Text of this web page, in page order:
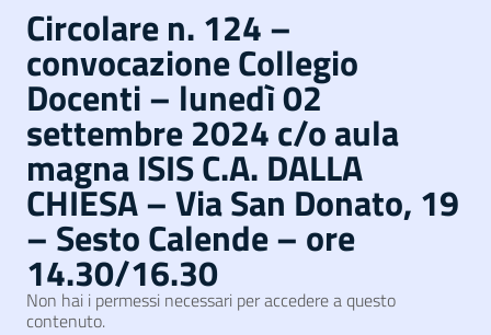
Circolare n. 124 –
convocazione Collegio
Docenti – lunedì 02
settembre 2024 c/o aula
magna ISIS C.A. DALLA
CHIESA – Via San Donato, 19
– Sesto Calende – ore
14.30/16.30
Non hai i permessi necessari per accedere a questo
contenuto.